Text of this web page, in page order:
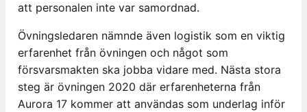
att personalen inte var samordnad.
Övningsledaren nämnde även logistik som en viktig
erfarenhet från övningen och något som
försvarsmakten ska jobba vidare med. Nästa stora
steg är övningen 2020 där erfarenheterna från
Aurora 17 kommer att användas som underlag inför